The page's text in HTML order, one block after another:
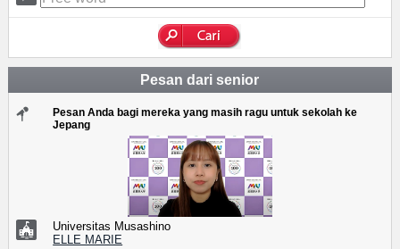
Pesan dari senior
Pesan Anda bagi mereka yang masih ragu untuk sekolah ke
Jepang
Universitas Musashino
ELLE MARIE